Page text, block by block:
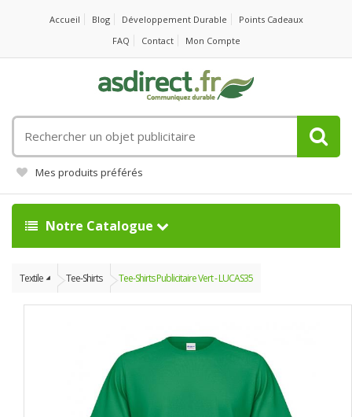
Accueil Blog Développement Durable
Points Cadeaux
FAQ
Contact Mon Compte
un
objet
publicitaire
Mes produits préférés
Notre Catalogue
Textile Tee-Shirts Tee-Shirts Publicitaire Vert - LUCAS35